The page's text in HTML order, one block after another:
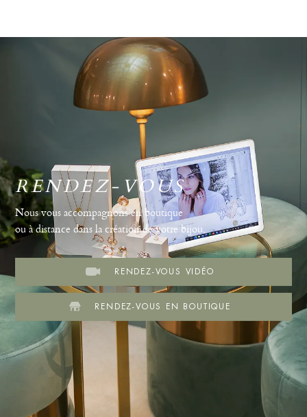
RENDEZ-VOUS
Nous vous accompagnons en boutique
ou à distance dans la création de votre bijou.
RENDEZ-VOUS VIDÉO
RENDEZ-VOUS EN BOUTIQUE